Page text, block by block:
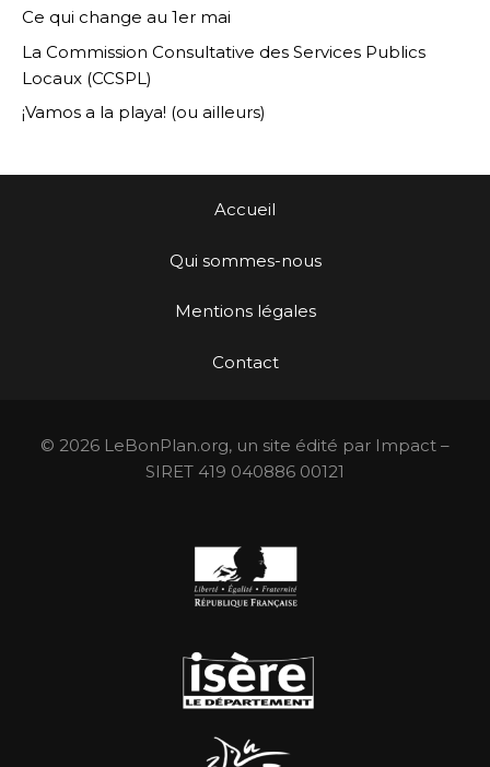
Ce qui change au 1er mai
La Commission Consultative des Services Publics
Locaux (CCSPL)
¡Vamos a la playa! (ou ailleurs)
Accueil
Qui sommes-nous
Mentions légales
Contact
© 2026 LeBonPlan.org, un site édité par Impact –
SIRET 419 040886 00121